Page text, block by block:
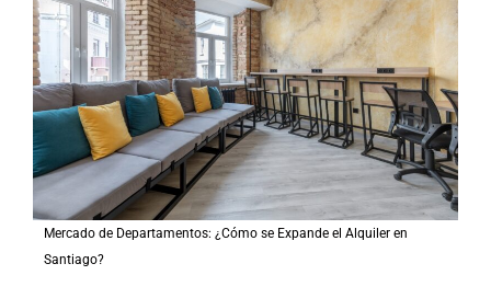
Mercado de Departamentos: ¿Cómo se Expande el Alquiler en
Santiago?